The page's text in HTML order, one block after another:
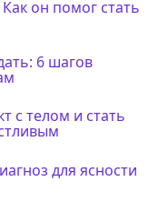
он помог стать
6 шагов
с телом и стать
для ясности